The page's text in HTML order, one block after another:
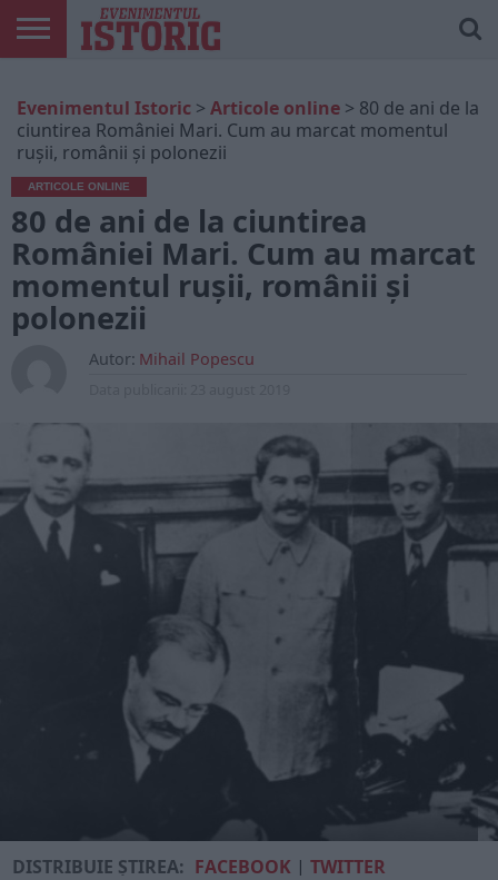
ONLINE
EDIȚII
TIPĂRITE
ISTORIC
PLAY
CONTUL
MEU
Evenimentul Istoric > Articole online > 80 de ani de la
ciuntirea României Mari. Cum au marcat momentul
rușii, românii și polonezii
ARTICOLE ONLINE
80 de ani de la ciuntirea
României Mari. Cum au marcat
momentul rușii, românii și
polonezii
Autor: Mihail Popescu
DISTRIBUIE ȘTIREA: FACEBOOK |TWITTER